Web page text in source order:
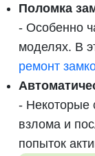
Поломка
- Особенно
моделях. В
ремонт
-
взлома и
попыток